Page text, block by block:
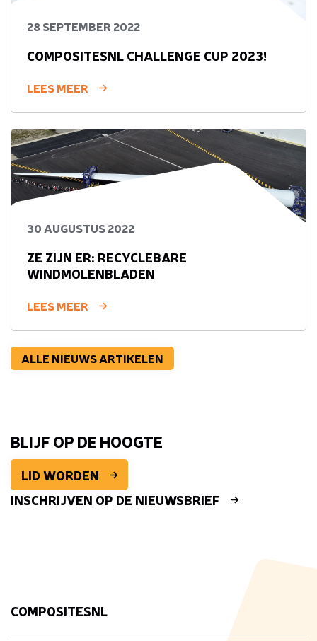
28 SEPTEMBER 2022
COMPOSITESNL CHALLENGE CUP 2023!
LEES MEER
30 AUGUSTUS 2022
ZE ZIJN ER: RECYCLEBARE
WINDMOLENBLADEN
LEES MEER
ALLE NIEUWS ARTIKELEN
BLIJF OP DE HOOGTE
LID WORDEN
INSCHRIJVEN OP DE NIEUWSBRIEF
COMPOSITESNL